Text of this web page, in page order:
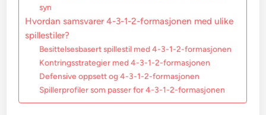
syn
Hvordan samsvarer 4-3-1-2-formasjonen med ulike
spillestiler?
Besittelsesbasert spillestil med 4-3-1-2-formasjonen
Kontringsstrategier med 4-3-1-2-formasjonen
Defensive oppsett og 4-3-1-2-formasjonen
Spillerprofiler som passer for 4-3-1-2-formasjonen